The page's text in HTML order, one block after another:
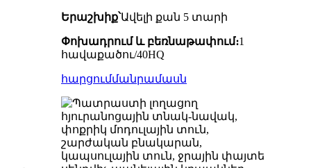
Երաշխիք՝Ավելի քան 5 տարի
Փոխադրում և բեռնաթափում։1
հավաքածու/40HQ
հարցումմանրամասն